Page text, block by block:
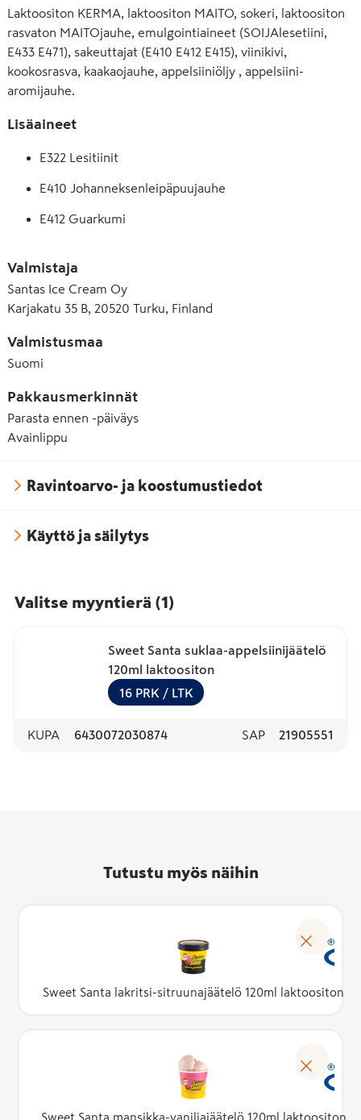
Laktoositon KERMA, laktoositon MAITO, sokeri, laktoositon
rasvaton MAITOjauhe, emulgointiaineet (SOIJAlesetiini,
E433 E471), sakeuttajat (E410 E412 E415), viinikivi,
kookosrasva, kaakaojauhe, appelsiiniöljy , appelsiini-
aromijauhe.
Lisäaineet
E322 Lesitiinit
E410 Johanneksenleipäpuujauhe
E412 Guarkumi
E433 Polyoksietyleenisorbitaanimonooleaatti
(polysorbaatti 80)
Valmistaja
Santas Ice Cream Oy
Karjakatu 35 B, 20520 Turku, Finland
Valmistusmaa
Suomi
Pakkausmerkinnät
Parasta ennen -päiväys
Avainlippu
Ravintoarvo- ja koostumustiedot
Käyttö ja säilytys
Valitse myyntierä (1 )
Sweet Santa suklaa-appelsiinijäätelö
120ml laktoositon
16 PRK / LTK
KUPA 6430072030874 SAP 21905551
Tutustu myös näihin
Sweet Santa lakritsi-sitruunajäätelö 120ml laktoositon
Sweet Santa mansikka-vaniljajäätelö 120ml laktoositon